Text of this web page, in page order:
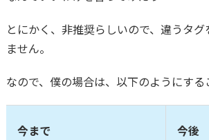
とにかく、非推奨らしいので、違うタ
ません。
なので、僕の場合は、以下のようにする
今まで 今後